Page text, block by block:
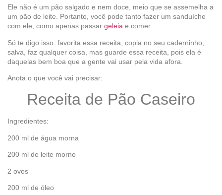
Ele não é um pão salgado e nem doce, meio que se assemelha a
um pão de leite. Portanto, você pode tanto fazer um sanduíche
com ele, como apenas passar geleia e comer.
Só te digo isso: favorita essa receita, copia no seu caderninho,
salva, faz qualquer coisa, mas guarde essa receita, pois ela é
daquelas bem boa que a gente vai usar pela vida afora.
Anota o que você vai precisar:
Receita de Pão Caseiro
Ingredientes:
200 ml de água morna
200 ml de leite morno
2 ovos
200 ml de óleo